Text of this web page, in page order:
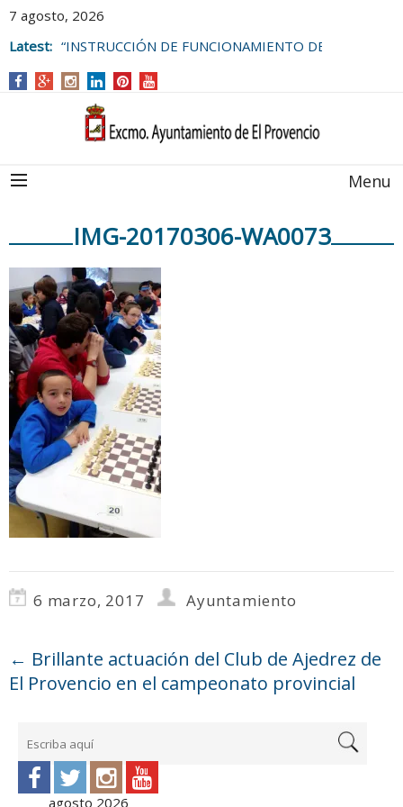
7 agosto, 2026
Latest: “INSTRUCCIÓN DE FUNCIONAMIENTO DE
AYUNTAMIENTO DE EL PROVENCIO
Menu
IMG-20170306-WA0073
6 marzo, 2017 Ayuntamiento
← Brillante actuación del Club de Ajedrez de
El Provencio en el campeonato provincial
agosto 2026